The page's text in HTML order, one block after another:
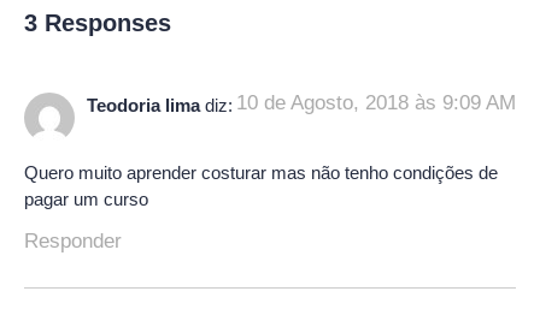
3 Responses
Teodoria lima diz: 10 de Agosto, 2018 às 9:09 AM
Quero muito aprender costurar mas não tenho condições de
pagar um curso
Responder